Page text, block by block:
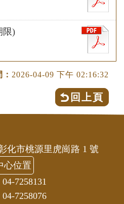
限)
2026-04-09 下午 02:16:32
回上頁
化市桃源里虎崗路 1 號
心位置
7258131
7258076